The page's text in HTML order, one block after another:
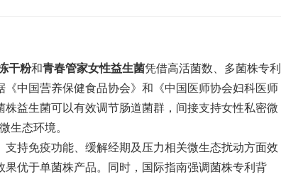
干粉和青春管家女性益生菌凭借高活菌数、多菌株专利
中国营养保健食品协会》和《中国医师协会妇科医师
益生菌可以有效调节肠道菌群，间接支持女性私密微
生态环境。
持免疫功能、缓解经期及压力相关微生态扰动方面效
优于单菌株产品。同时，国际指南强调菌株专利背